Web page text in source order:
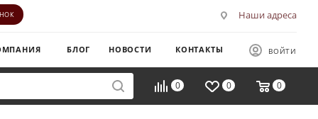
Наши адреса
БЛОГ НОВОСТИ КОНТАКТЫ ВОЙТИ
0 0 0